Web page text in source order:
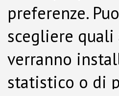
preferenze.
scegliere quali
verranno
statistico o di